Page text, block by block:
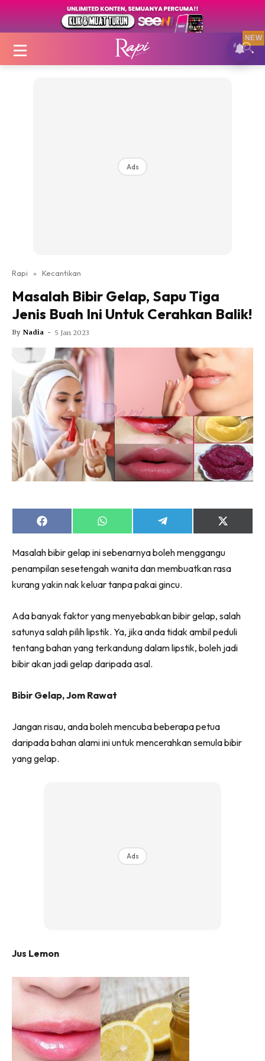
Login|Register
Nutrisi
Video
Fit Rapi
Glow Up Rapi
Hub Ideaktiv
Dapatkan cerita, perkongsian dan info menarik. Free
Polisi Privasi
Langgan Sekarang
Langganan anda telah diterima. Terima kasih!
segalanya di seeNI. Rapi kini di seeNI.
Download sekarang!
Ads
Rapi » Kecantikan
Masalah Bibir Gelap, Sapu Tiga
Jenis Buah Ini Untuk Cerahkan Balik!
By Nadia - 5 Jan 2023
Share
on
Share
on
Share
on
Share
on
(Twitter)
Masalah bibir gelap ini sebenarnya boleh menggangu
penampilan sesetengah wanita dan membuatkan rasa
kurang yakin nak keluar tanpa pakai gincu.
Ada banyak faktor yang menyebabkan bibir gelap, salah
satunya salah pilih lipstik. Ya, jika anda tidak ambil peduli
tentang bahan yang terkandung dalam lipstik, boleh jadi
bibir akan jadi gelap daripada asal.
Bibir Gelap, Jom Rawat
Jangan risau, anda boleh mencuba beberapa petua
daripada bahan alami ini untuk mencerahkan semula bibir
yang gelap.
Ads
Jus Lemon
NEW